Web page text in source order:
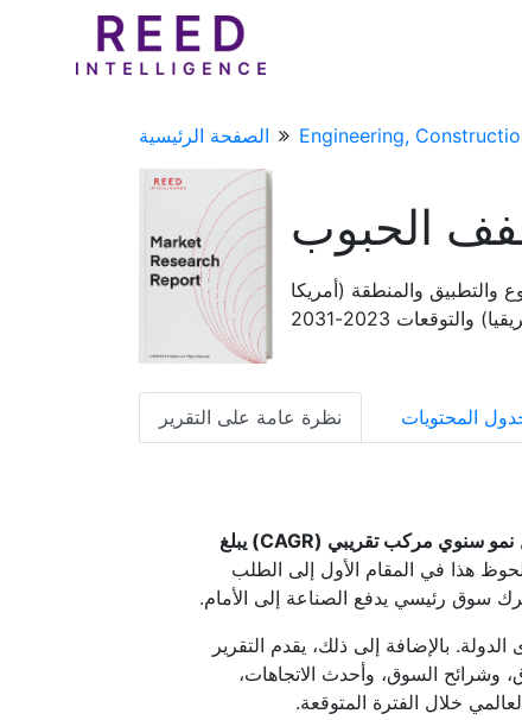
الصفحة الرئيسية Engineering,
الحبوب
والتطبيق والمنطقة (أمريكا
2023-2031
نظرة عامة على التقرير المحتويات
نمو سنوي مركب تقريبي (CAGR) يبلغ
ويعزى مسار النمو الملحوظ هذا في المقام الأول إلى الطلب
سوق رئيسي يدفع الصناعة إلى الأمام.
بالإضافة إلى ذلك، يقدم التقرير
السوق، وأحدث الاتجاهات،
خلال الفترة المتوقعة.